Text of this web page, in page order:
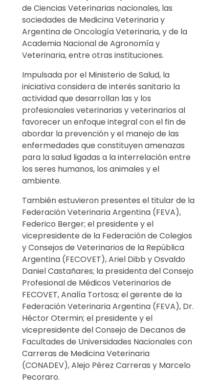
d
e
n
c
a
p
a
a
m
é
d
c
o
s
de Ciencias Veterinarias nacionales, las
sociedades de Medicina Veterinaria y
Argentina de Oncología Veterinaria, y de la
Academia Nacional de Agronomía y
Veterinaria, entre otras instituciones.
Impulsada por el Ministerio de Salud, la
iniciativa considera de interés sanitario la
actividad que desarrollan las y los
profesionales veterinarias y veterinarios al
favorecer un enfoque integral con el fin de
abordar la prevención y el manejo de las
enfermedades que constituyen amenazas
para la salud ligadas a la interrelación entre
los seres humanos, los animales y el
ambiente.
También estuvieron presentes el titular de la
Federación Veterinaria Argentina (FEVA),
Federico Berger; el presidente y el
vicepresidente de la Federación de Colegios
y Consejos de Veterinarios de la República
Argentina (FECOVET), Ariel Dibb y Osvaldo
Daniel Castañares; la presidenta del Consejo
Profesional de Médicos Veterinarios de
FECOVET, Analía Tortosa; el gerente de la
Federación Veterinaria Argentina (FEVA), Dr.
Héctor Otermin; el presidente y el
vicepresidente del Consejo de Decanos de
Facultades de Universidades Nacionales con
Carreras de Medicina Veterinaria
(CONADEV), Alejo Pérez Carreras y Marcelo
Pecoraro.